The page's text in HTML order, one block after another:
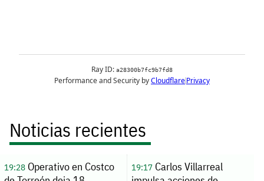
Noticias recientes
19:28Operativo en Costco
19:17Carlos Villarreal